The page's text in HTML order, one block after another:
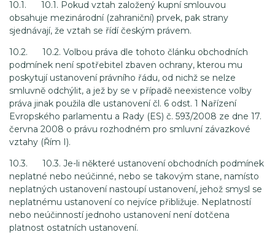
10.1. 10.1. Pokud vztah založený kupní smlouvou
obsahuje mezinárodní (zahraniční) prvek, pak strany
sjednávají, že vztah se řídí českým právem.
10.2. 10.2. Volbou práva dle tohoto článku obchodních
podmínek není spotřebitel zbaven ochrany, kterou mu
poskytují ustanovení právního řádu, od nichž se nelze
smluvně odchýlit, a jež by se v případě neexistence volby
práva jinak použila dle ustanovení čl. 6 odst. 1 Nařízení
Evropského parlamentu a Rady (ES) č. 593/2008 ze dne 17.
června 2008 o právu rozhodném pro smluvní závazkové
vztahy (Řím I).
10.3. 10.3. Je-li některé ustanovení obchodních podmínek
neplatné nebo neúčinné, nebo se takovým stane, namísto
neplatných ustanovení nastoupí ustanovení, jehož smysl se
neplatnému ustanovení co nejvíce přibližuje. Neplatností
nebo neúčinností jednoho ustanovení není dotčena
platnost ostatních ustanovení.